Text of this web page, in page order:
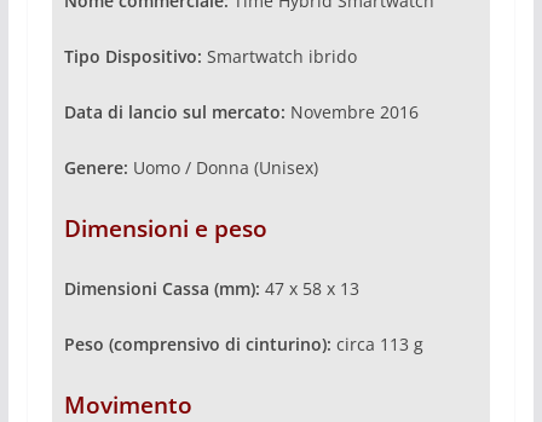
Tipo Dispositivo: Smartwatch ibrido
Data di lancio sul mercato: Novembre 2016
Genere: Uomo / Donna (Unisex)
Dimensioni e peso
Dimensioni Cassa (mm): 47 x 58 x 13
Peso (comprensivo di cinturino): circa 113 g
Movimento